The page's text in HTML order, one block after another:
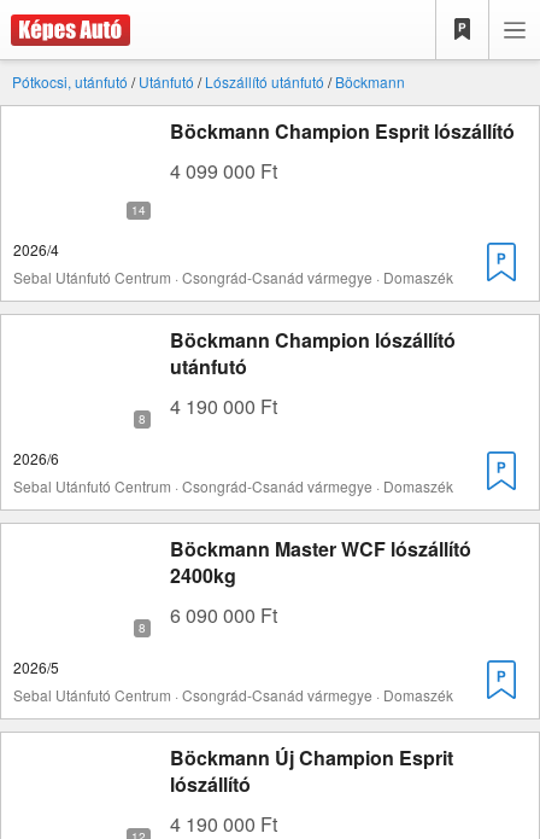
Pótkocsi, utánfutó /Utánfutó /Lószállító utánfutó /Böckmann
Böckmann Champion Esprit lószállító
4 099 000 Ft
2026/4
Sebal Utánfutó Centrum · Csongrád-Csanád vármegye · Domaszék
Böckmann Champion lószállító
utánfutó
4 190 000 Ft
2026/6
Sebal Utánfutó Centrum · Csongrád-Csanád vármegye · Domaszék
Böckmann Master WCF lószállító
2400kg
6 090 000 Ft
2026/5
Sebal Utánfutó Centrum · Csongrád-Csanád vármegye · Domaszék
Böckmann Új Champion Esprit
lószállító
4 190 000 Ft